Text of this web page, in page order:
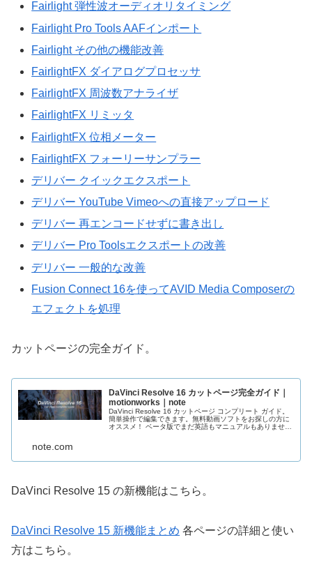
Fairlight 弾性波オーディオリタイミング
Fairlight Pro Tools AAFインポート
Fairlight その他の機能改善
FairlightFX ダイアログプロセッサ
FairlightFX 周波数アナライザ
FairlightFX リミッタ
FairlightFX 位相メーター
FairlightFX フォーリーサンプラー
デリバー クイックエクスポート
デリバー YouTube Vimeoへの直接アップロード
デリバー 再エンコードせずに書き出し
デリバー Pro Toolsエクスポートの改善
デリバー 一般的な改善
Fusion Connect 16を使ってAVID Media Composerの
エフェクトを処理
カットページの完全ガイド。
DaVinci Resolve 16 カットページ完全ガイド｜
motionworks｜note
DaVinci Resolve 16 カットページ コンプリート ガイド。
簡単操作で編集できます。無料動画ソフトをお探しの方に
オススメ！ ベータ版でまだ英語もマニュアルもありませ
note.com
DaVinci Resolve 15 の新機能はこちら。
DaVinci Resolve 15 新機能まとめ 各ページの詳細と使い
方はこちら。